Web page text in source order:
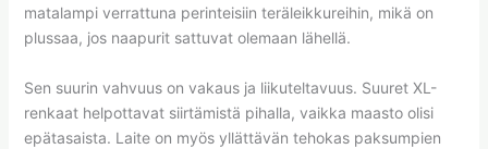
matalampi verrattuna perinteisiin teräleikkureihin, mikä on
plussaa, jos naapurit sattuvat olemaan lähellä.
Sen suurin vahvuus on vakaus ja liikuteltavuus. Suuret XL-
renkaat helpottavat siirtämistä pihalla, vaikka maasto olisi
epätasaista. Laite on myös yllättävän tehokas paksumpien